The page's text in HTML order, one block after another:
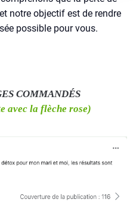
notre objectif est de rendre
possible pour vous.
COMMANDÉS
avec la flèche rose)